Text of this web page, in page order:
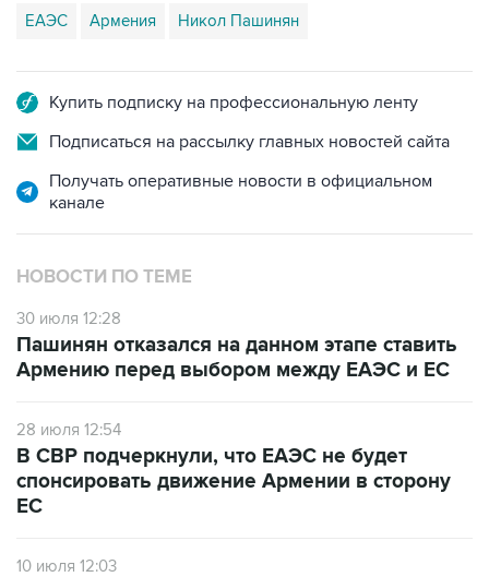
ЕАЭС Армения Никол Пашинян
Купить подписку на профессиональную ленту
Подписаться на рассылку главных новостей сайта
Получать оперативные новости в официальном
канале
НОВОСТИ ПО ТЕМЕ
30 июля 12:28
Пашинян отказался на данном этапе ставить
Армению перед выбором между ЕАЭС и ЕС
28 июля 12:54
В СВР подчеркнули, что ЕАЭС не будет
спонсировать движение Армении в сторону
ЕС
10 июля 12:03